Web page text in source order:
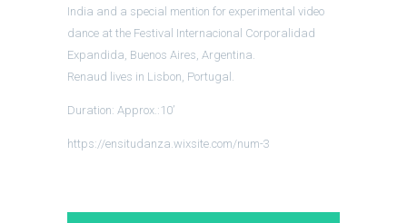
India and a special mention for experimental video
dance at the Festival Internacional Corporalidad
Expandida, Buenos Aires, Argentina.
Renaud lives in Lisbon, Portugal.
Duration: Approx.:10’
https://ensitudanza.wixsite.com/num-3